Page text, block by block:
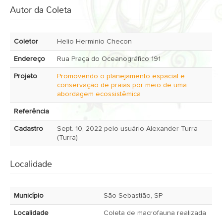
Autor da Coleta
Coletor Helio Herminio Checon
Endereço Rua Praça do Oceanográfico 191
Projeto
Promovendo o planejamento espacial e
conservação de praias por meio de uma
abordagem ecossistêmica
Referência
Cadastro
Sept. 10, 2022 pelo usuário Alexander Turra
(Turra)
Localidade
Município São Sebastião, SP
Localidade
Coleta de macrofauna realizada